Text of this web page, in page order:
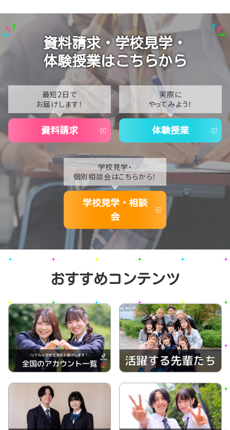
【浜松】8/8（土）夏まつり待ってます🍧
【浜松】個別相談会★Googleカレンダーからもご予約
可能です！
2025
2024
2023
2021
2020
資料請求・学校見学・
体験授業はこちらから
最短2日で
お届けします！
資料請求
実際に
やってみよう！
体験授業
学校見学・
個別相談会はこちらから！
学校見学・相談
会
おすすめコンテンツ